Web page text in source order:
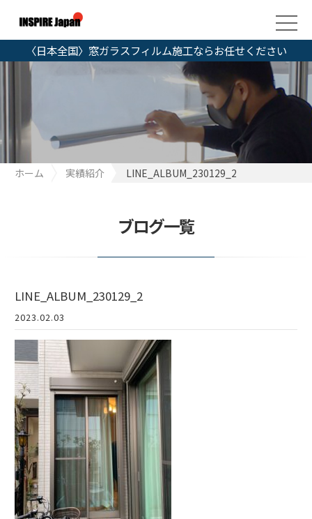
〈日本全国〉窓ガラスフィルム施工ならお任せください
ホーム 実績紹介 LINE_ALBUM_230129_2
ブログ一覧
LINE_ALBUM_230129_2
2023.02.03